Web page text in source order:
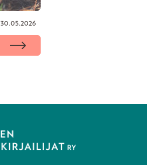
30.05.2026